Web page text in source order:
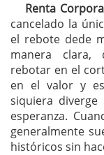
Renta
cancelado la
el rebote dede
manera clara,
rebotar en el
en el valor y
siquiera
esperanza.
generalmente
históricos sin